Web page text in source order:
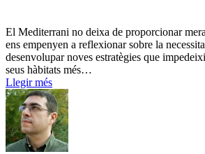
El Mediterrani no deixa de proporcionar
ens empenyen a reflexionar sobre la
desenvolupar noves estratègies que
seus hàbitats més…
Llegir més